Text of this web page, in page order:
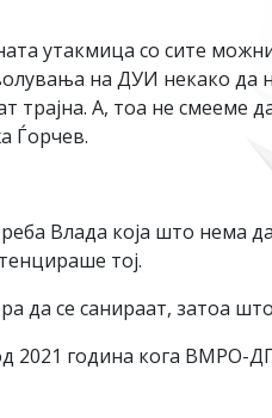
утакмица со сите
на ДУИ некако да
трајна. А, тоа не
Ѓорчев.
Влада која што нема
тој.
се санираат, затоа
2021 година кога